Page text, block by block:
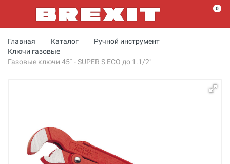
0
Главная Каталог
Ручной инструмент
Ключи газовые
Газовые ключи 45˚ - SUPER S ECO до 1.1/2"